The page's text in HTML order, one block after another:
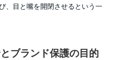
、目と嘴を開閉させるという一
ブランド保護の目的